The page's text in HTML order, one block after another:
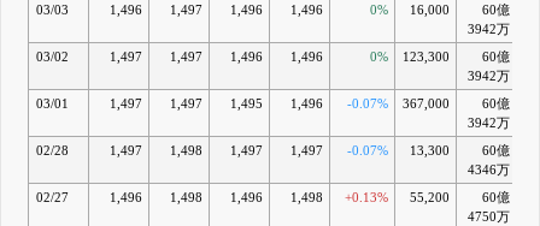
03/03 1,496 1,497 1,496 1,496 0% 16,000
60億
3942万
03/02 1,497 1,497 1,496 1,496 0% 123,300
60億
3942万
03/01 1,497 1,497 1,495 1,496 -0.07% 367,000
60億
3942万
02/28 1,497 1,498 1,497 1,497 -0.07% 13,300
60億
4346万
02/27 1,496 1,498 1,496 1,498 +0.13% 55,200
60億
4750万